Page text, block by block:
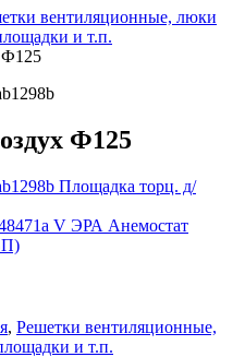
вентиляционные, люки
и т.п.
Ф125
Ф125
Площадка торц. д/
V ЭРА Анемостат
, Решетки вентиляционные,
и т.п.